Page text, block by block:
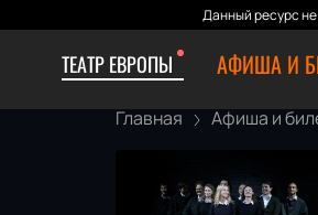
Данный ресурс
ТЕАТР ЕВРОПЫ АФИША И
Главная Афиша и